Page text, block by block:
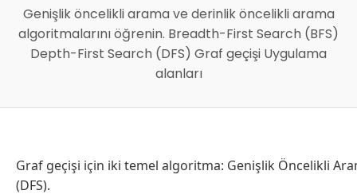
Genişlik öncelikli arama ve derinlik öncelikli arama
algoritmalarını öğrenin. Breadth-First Search (BFS)
Depth-First Search (DFS) Graf geçişi Uygulama
alanları
Graf geçişi için iki temel algoritma: Genişlik Öncelikli
(DFS).